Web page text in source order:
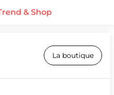
& Shop
La boutique